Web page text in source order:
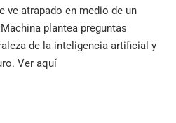
ve atrapado en medio de un
plantea preguntas
de la inteligencia artificial y
Ver aquí